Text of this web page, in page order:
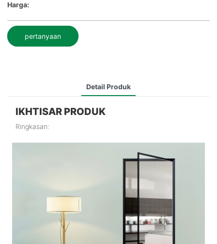
Harga:
pertanyaan
Detail Produk
IKHTISAR PRODUK
Ringkasan: